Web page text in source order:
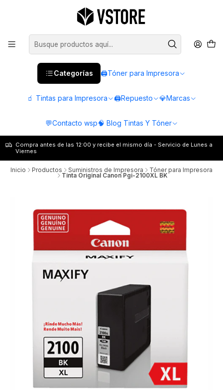
Categorías 🖨️Tóner para Impresora
🧃 Tintas para Impresora 🖨️Repuesto 💎Marcas
💬Contacto wsp🧠 Blog Tintas Y Tóner
Compra antes de las 12:00 y recibe el mismo día - Servicio de Lunes a
Viernes
Inicio Productos Suministros de Impresora Tóner para Impresora
Tinta Original Canon Pgi-2100XL BK